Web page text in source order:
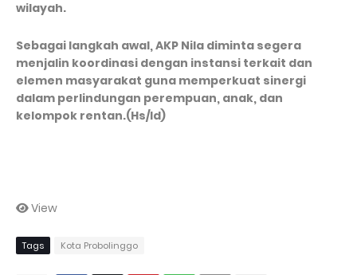
wilayah.
Sebagai langkah awal, AKP Nila diminta segera
menjalin koordinasi dengan instansi terkait dan
elemen masyarakat guna memperkuat sinergi
dalam perlindungan perempuan, anak, dan
kelompok rentan.(Hs/Id)
View
Tags Kota Probolinggo